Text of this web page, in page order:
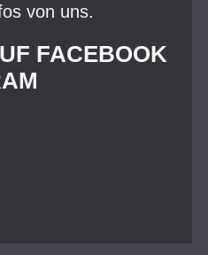
von uns.
FACEBOOK